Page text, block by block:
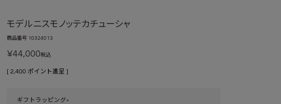
モデルニスモノッテカチューシャ
商品番号 10324013
¥44,000税込
[ 2,400 ポイント進呈 ]
ギフトラッピング